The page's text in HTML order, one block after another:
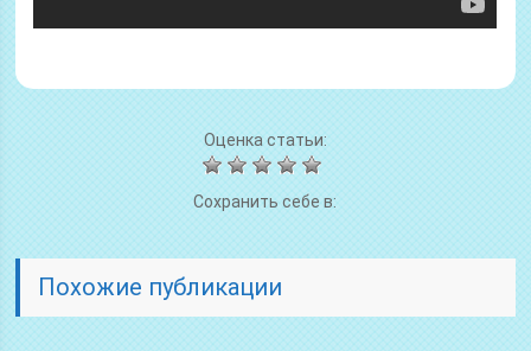
Оценка статьи:
Сохранить себе в:
Похожие публикации